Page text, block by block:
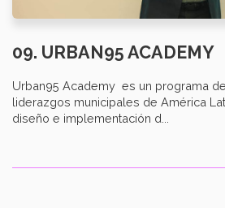
09. URBAN95 ACADEMY
Urban95 Academy es un programa
liderazgos municipales de América
diseño e implementación d...